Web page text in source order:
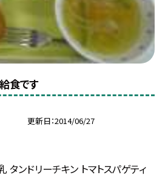
食です
更新日 2014/06/27
ンドリーチキン トマトスパゲティ